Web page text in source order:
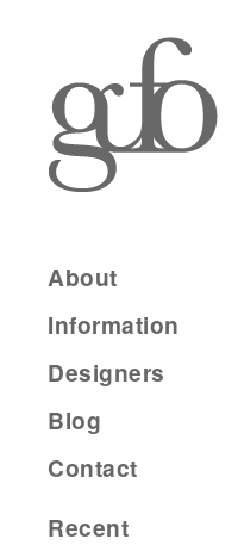
About
Information
Designers
Blog
Contact
Recent